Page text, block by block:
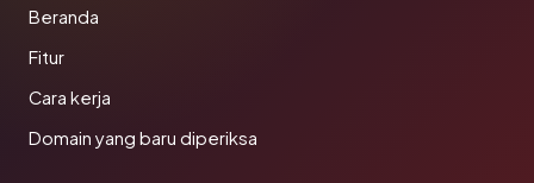
Beranda
Fitur
Cara kerja
Domain yang baru diperiksa